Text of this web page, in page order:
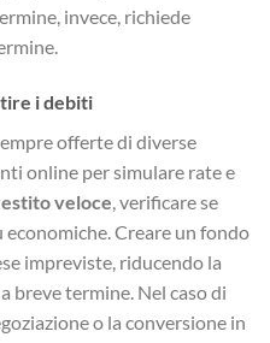
invece, richiede
i debiti
offerte di diverse
online per simulare rate e
veloce, verificare se
Creare un fondo
impreviste, riducendo la
breve termine. Nel caso di
o la conversione in